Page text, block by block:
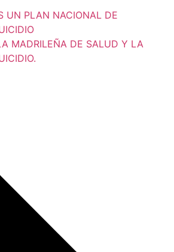
UN PLAN NACIONAL DE
MADRILEÑA DE SALUD Y LA